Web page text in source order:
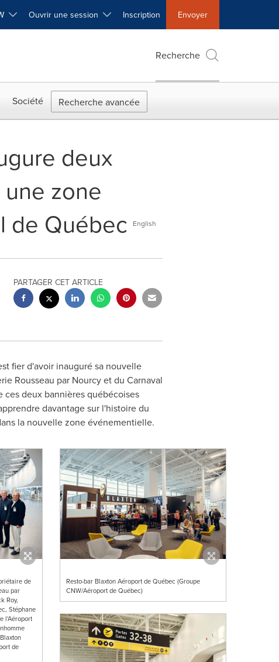
Ouvrir une session Inscription Envoyer
Recherche
Société Recherche avancée
deux
zone
de Québec
English
PARTAGER CET ARTICLE
fier d'avoir inauguré sa nouvelle
Rousseau par Nourcy et du Carnaval
deux bannières québécoises
davantage sur l'histoire du
la nouvelle zone événementielle.
de
par
Roy,
Stéphane
l'Aéroport
de
Resto-bar Blaxton Aéroport de Québec (Groupe
CNW/Aéroport de Québec)